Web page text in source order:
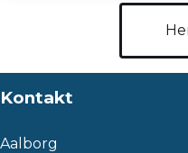
Kontakt
Aalborg